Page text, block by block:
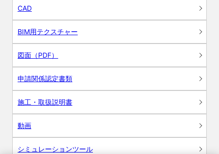
CAD
BIM用テクスチャー
図面（PDF）
申請関係認定書類
施工・取扱説明書
動画
シミュレーションツール